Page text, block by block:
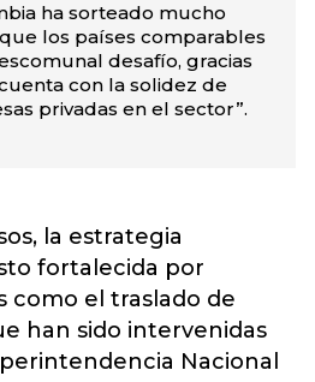
ha sorteado mucho
los países comparables
desafío, gracias
con la solidez de
privadas en el sector”.
la estrategia
fortalecida por
como el traslado de
han sido intervenidas
Nacional